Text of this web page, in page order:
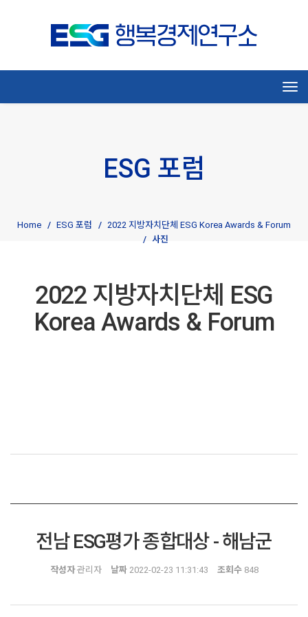
ESG 포럼
2022 지방자치단체 ESG
Korea Awards & Forum
Home ESG 포럼
2022 지방자치단체 ESG Korea Awards & Forum
사진
전남 ESG평가 종합대상 - 해남군
작성자관리자 날짜2022-02-23 11:31:43 조회수848